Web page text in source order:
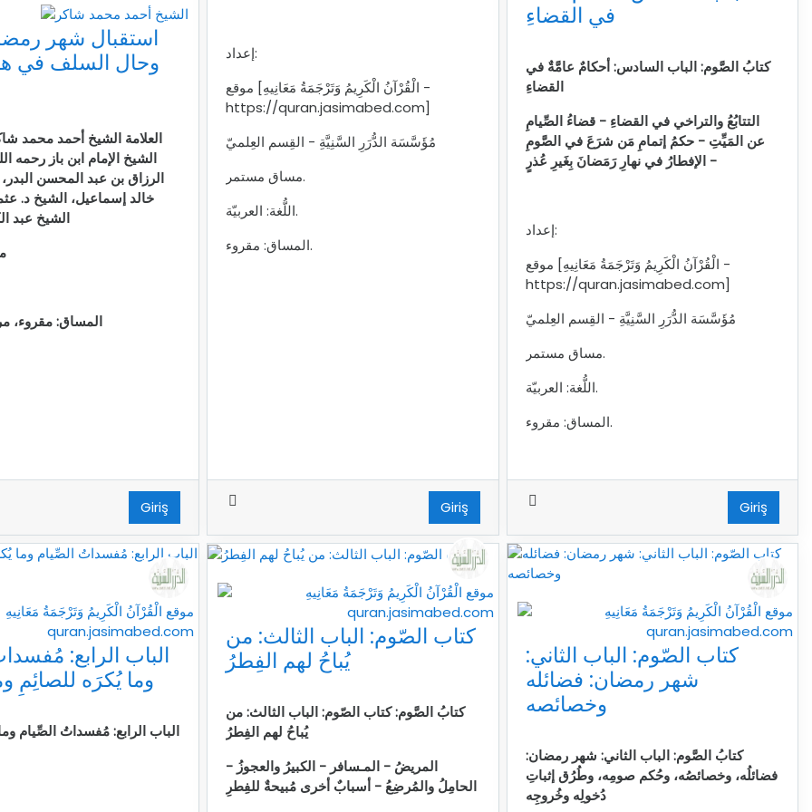
استقبال شهر
وحال السلف في
العلامة الشيخ أحمد محمد
الشيخ الإمام ابن باز رحمه
الرزاق بن عبد المحسن
خالد إسماعيل، الشيخ د.
الشيخ عبد
المساق: مقروء،
Giriş
إعداد:
موقع [الْقُرْآنُ الْكَرِيمُ وَتَرْجَمَةُ مَعَانِيهِ -
https://quran.jasimabed.com]
مُؤَسَّسَة الدُّرَرِ السَّنِيَّةِ - القِسم العِلميّ
مساق مستمر.
اللُّغة: العربيّة.
المساق: مقروء.
Giriş
في القضاءِ
كتابُ الصَّوم:الباب السادس: أحكامٌ عامَّةٌ في
القضاءِ
التتابُعُ والتراخي في القضاءِ -قضاءُ الصِّيامِ
عن المَيِّتِ -حكمُ إتمامِ مَن شرَعَ في الصَّومِ
-الإفطارُ في نهارِ رَمَضانَ بِغَيرِ عُذرٍ
إعداد:
موقع [الْقُرْآنُ الْكَرِيمُ وَتَرْجَمَةُ مَعَانِيهِ -
https://quran.jasimabed.com]
مُؤَسَّسَة الدُّرَرِ السَّنِيَّةِ - القِسم العِلميّ
مساق مستمر.
اللُّغة: العربيّة.
المساق: مقروء.
Giriş
الباب الرابع:
وما يُكرَه للصائِمِ
الباب الرابع: مُفسداتُ الصِّيام
كتاب الصّوم: الباب الثالث: من
يُباحُ لهم الفِطرُ
كتابُ الصَّوم: كتاب الصّوم: الباب الثالث: من
يُباحُ لهم الفِطرُ
المريضُ - المـسافر - الكبيرُ والعجوزُ -
الحامِلُ والمُرضِعُ - أسبابٌ أخرى مُبيحةٌ للفِطرِ
كتاب الصّوم: الباب الثاني:
شهر رمضان: فضائله
وخصائصه
كتابُ الصَّوم: الباب الثاني: شهر رمضان:
فضائلُه، وخصائصُه، وحُكم صومِه، وطُرُق إثباتِ
دُخولِه وخُروجِه